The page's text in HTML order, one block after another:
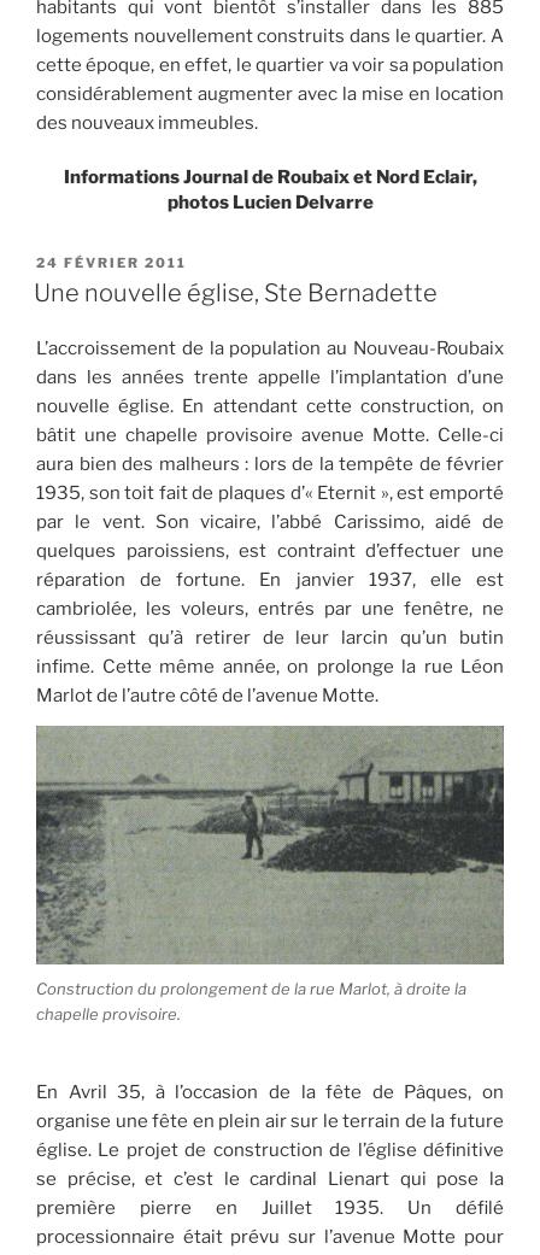
habitants qui vont bientôt s’installer dans les 885
logements nouvellement construits dans le quartier. A
cette époque, en effet, le quartier va voir sa population
considérablement augmenter avec la mise en location
des nouveaux immeubles.
Informations Journal de Roubaix et Nord Eclair,
photos Lucien Delvarre
PUBLIÉ
LE
24 FÉVRIER 2011
Une nouvelle église, Ste Bernadette
L’accroissement de la population au Nouveau-Roubaix
dans les années trente appelle l’implantation d’une
nouvelle église. En attendant cette construction, on
bâtit une chapelle provisoire avenue Motte. Celle-ci
aura bien des malheurs : lors de la tempête de février
1935, son toit fait de plaques d’« Eternit », est emporté
par le vent. Son vicaire, l’abbé Carissimo, aidé de
quelques paroissiens, est contraint d’effectuer une
réparation de fortune. En janvier 1937, elle est
cambriolée, les voleurs, entrés par une fenêtre, ne
réussissant qu’à retirer de leur larcin qu’un butin
infime. Cette même année, on prolonge la rue Léon
Marlot de l’autre côté de l’avenue Motte.
Construction du prolongement de la rue Marlot, à droite la
chapelle provisoire.
En Avril 35, à l’occasion de la fête de Pâques, on
organise une fête en plein air sur le terrain de la future
église. Le projet de construction de l’église définitive
se précise, et c’est le cardinal Lienart qui pose la
première pierre en Juillet 1935. Un défilé
processionnaire était prévu sur l’avenue Motte pour